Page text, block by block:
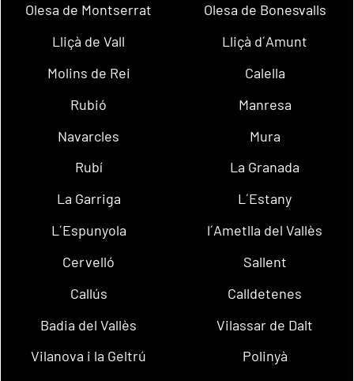
Olesa de Montserrat
Olesa de Bonesvalls
Lliçà de Vall
Lliçà d´Amunt
Molins de Rei
Calella
Rubió
Manresa
Navarcles
Mura
Rubí
La Granada
La Garriga
L´Estany
L´Espunyola
l´Ametlla del Vallès
Cervelló
Sallent
Callús
Calldetenes
Badia del Vallès
Vilassar de Dalt
Vilanova i la Geltrú
Polinyà